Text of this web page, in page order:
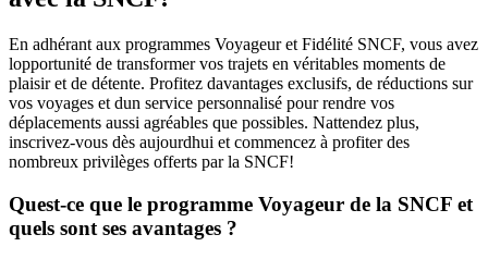
En adhérant aux programmes Voyageur et Fidélité SNCF, vous avez
lopportunité de transformer vos trajets en véritables moments de
plaisir et de détente. Profitez davantages exclusifs, de réductions sur
vos voyages et dun service personnalisé pour rendre vos
déplacements aussi agréables que possibles. Nattendez plus,
inscrivez-vous dès aujourdhui et commencez à profiter des
nombreux privilèges offerts par la SNCF!
Quest-ce que le programme Voyageur de la SNCF et
quels sont ses avantages ?